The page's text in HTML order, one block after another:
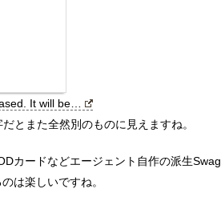
It will be…
とまた全然別のものに見えますね。
カードなどエージェント自作の派生Swag
は楽しいですね。